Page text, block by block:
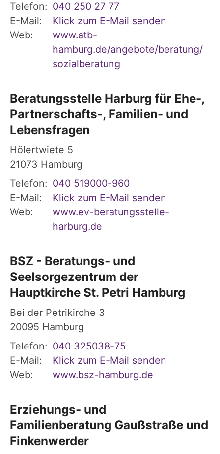
Telefon: 040 250 27 77
E-Mail:
Klick zum E-Mail senden
Web:
www.atb-
hamburg.de/angebote/beratung/
sozialberatung
Beratungsstelle Harburg für Ehe-,
Partnerschafts-, Familien- und
Lebensfragen
Hölertwiete 5
21073 Hamburg
Telefon: 040 519000-960
E-Mail:
Klick zum E-Mail senden
Web:
www.ev-beratungsstelle-
harburg.de
BSZ - Beratungs- und
Seelsorgezentrum der
Hauptkirche St. Petri Hamburg
Bei der Petrikirche 3
20095 Hamburg
Telefon: 040 325038-75
E-Mail:
Klick zum E-Mail senden
Web:
www.bsz-hamburg.de
Erziehungs- und
Familienberatung Gaußstraße und
Finkenwerder